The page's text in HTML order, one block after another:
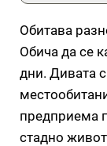
Обитава
Обича да се
дни. Дивата
предприема
стадно